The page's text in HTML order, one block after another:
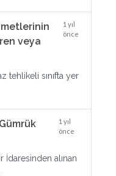
veya
1 yıl
önce
tehlikeli sınıfta yer
1 yıl
önce
İdaresinden alınan